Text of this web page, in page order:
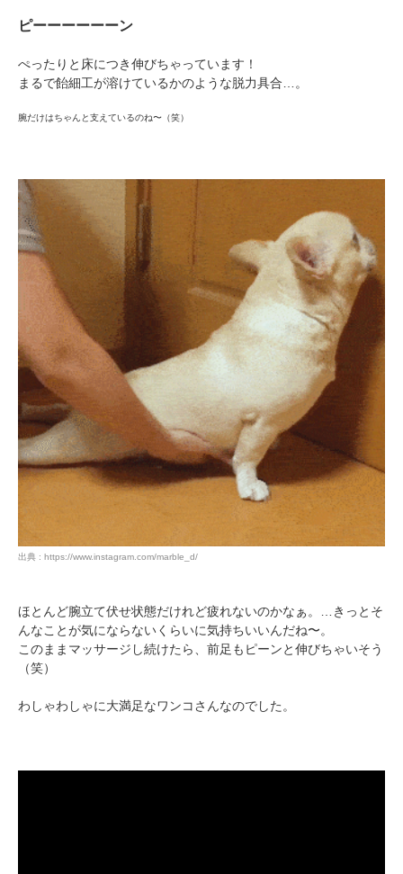
ピーーーーーーン
ぺったりと床につき伸びちゃっています！
まるで飴細工が溶けているかのような脱力具合…。
腕だけはちゃんと支えているのね〜（笑）
出典 : https://www.instagram.com/marble_d/
ほとんど腕立て伏せ状態だけれど疲れないのかなぁ。…きっとそ
んなことが気にならないくらいに気持ちいいんだね〜。
このままマッサージし続けたら、前足もピーンと伸びちゃいそう
（笑）
わしゃわしゃに大満足なワンコさんなのでした。